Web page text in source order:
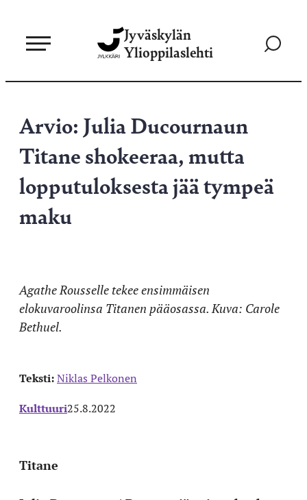
sisältöön
Jyväskylän
Ylioppilaslehti
Siirry
Arvio: Julia Ducournaun
Titane shokeeraa, mutta
lopputuloksesta jää tympeä
maku
Agathe Rousselle tekee ensimmäisen
elokuvaroolinsa Titanen pääosassa. Kuva: Carole
Bethuel.
Teksti:Niklas Pelkonen
Kulttuuri25.8.2022
Titane